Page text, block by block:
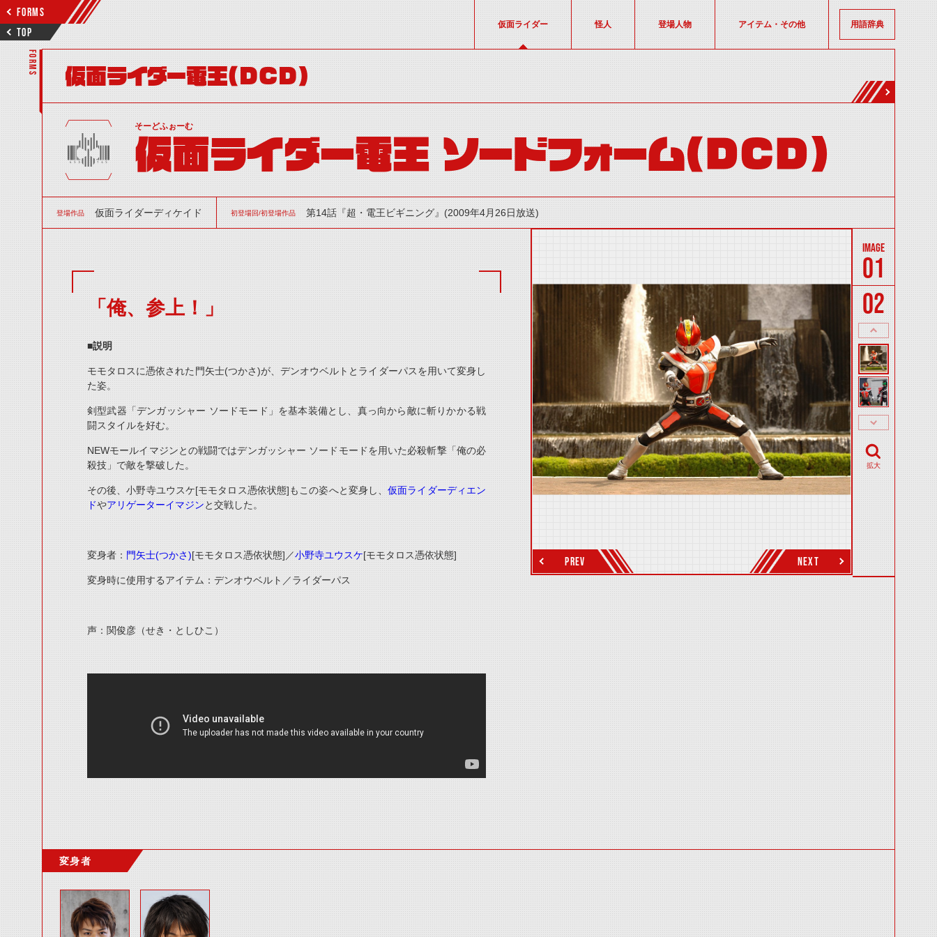
FORMS
TOP
仮面ライダー 怪人 登場人物 アイテム・その他 用語辞典
FORMS
仮面ライダー電王(DCD)
そーどふぉーむ
仮面ライダー電王 ソードフォーム(DCD)
登場作品 仮面ライダーディケイド 初登場回/初登場作品 第14話『超・電王ビギニング』(2009年4月26日放送)
「俺、参上！」
■説明
モモタロスに憑依された門矢士(つかさ)が、デンオウベルトとライダーパスを用いて変身し
た姿。
剣型武器「デンガッシャー ソードモード」を基本装備とし、真っ向から敵に斬りかかる戦
闘スタイルを好む。
NEWモールイマジンとの戦闘ではデンガッシャー ソードモードを用いた必殺斬撃「俺の必
殺技」で敵を撃破した。
その後、小野寺ユウスケ[モモタロス憑依状態]もこの姿へと変身し、仮面ライダーディエン
ドやアリゲーターイマジンと交戦した。
変身者： 門矢士(つかさ)[モモタロス憑依状態] ／小野寺ユウスケ[モモタロス憑依状態]
変身時に使用するアイテム：デンオウベルト／ライダーパス
声：関俊彦（せき・としひこ）
PREV NEXT
01
02
thumbnail Next
拡大
変身者